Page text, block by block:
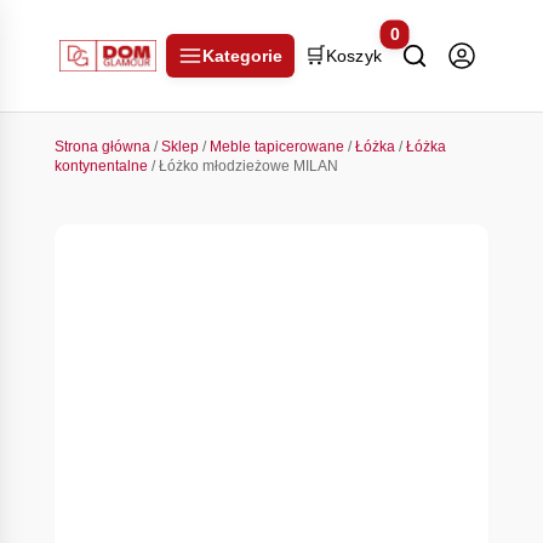
Kategorie 🛒 Koszyk
0
Strona główna/Sklep/ Meble tapicerowane /Łóżka/Łóżka
kontynentalne / Łóżko młodzieżowe MILAN